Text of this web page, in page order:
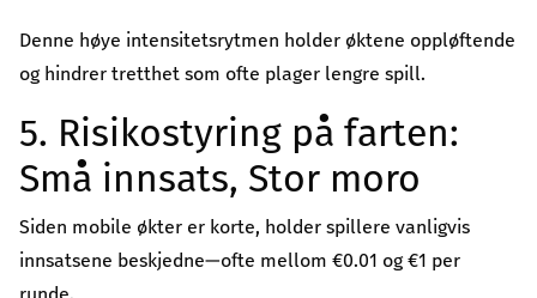
Denne høye intensitetsrytmen holder øktene oppløftende
og hindrer tretthet som ofte plager lengre spill.
5. Risikostyring på farten:
Små innsats, Stor moro
Siden mobile økter er korte, holder spillere vanligvis
innsatsene beskjedne—ofte mellom €0.01 og €1 per